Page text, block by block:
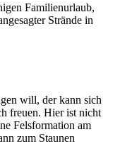
Familienurlaub,
Strände in
will, der kann sich
freuen. Hier ist nicht
Felsformation am
zum Staunen